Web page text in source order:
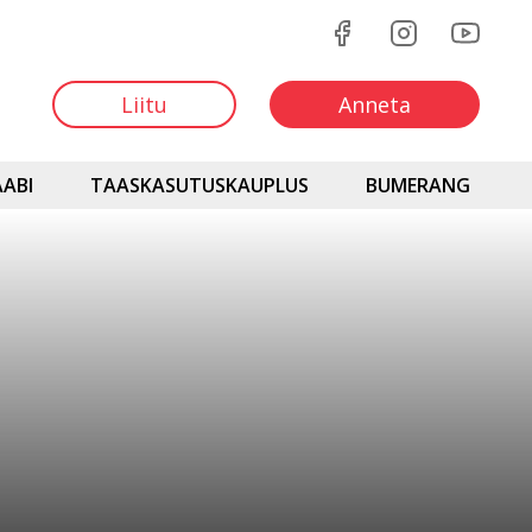
Liitu Anneta
TAASKASUTUSKAUPLUS BUMERANG